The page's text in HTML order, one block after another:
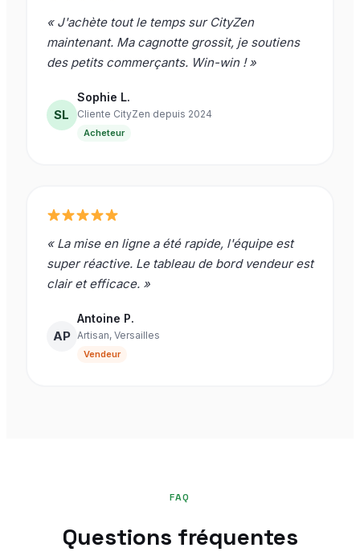
« J'achète tout le temps sur CityZen
maintenant. Ma cagnotte grossit, je soutiens
des petits commerçants. Win-win ! »
SL
Sophie L.
Cliente CityZen depuis 2024
Acheteur
« La mise en ligne a été rapide, l'équipe est
super réactive. Le tableau de bord vendeur est
clair et efficace. »
AP
Antoine P.
Artisan, Versailles
Vendeur
FAQ
Questions fréquentes